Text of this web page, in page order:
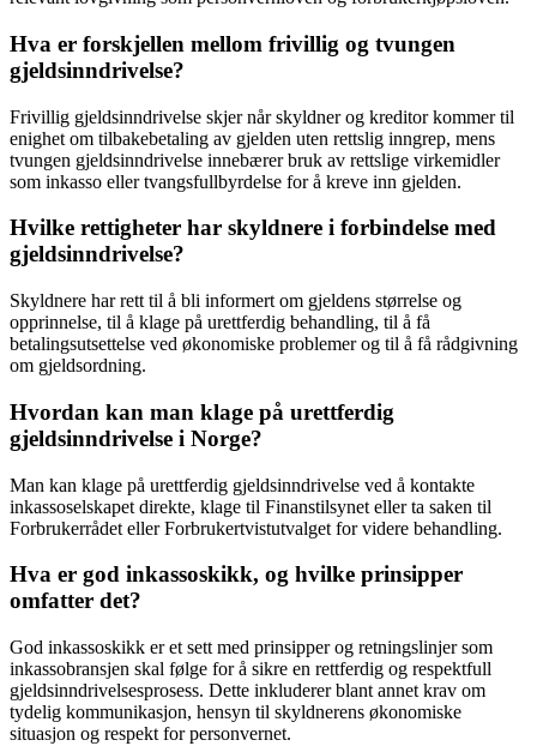
Hva er forskjellen mellom frivillig og tvungen
gjeldsinndrivelse?
Frivillig gjeldsinndrivelse skjer når skyldner og kreditor kommer til
enighet om tilbakebetaling av gjelden uten rettslig inngrep, mens
tvungen gjeldsinndrivelse innebærer bruk av rettslige virkemidler
som inkasso eller tvangsfullbyrdelse for å kreve inn gjelden.
Hvilke rettigheter har skyldnere i forbindelse med
gjeldsinndrivelse?
Skyldnere har rett til å bli informert om gjeldens størrelse og
opprinnelse, til å klage på urettferdig behandling, til å få
betalingsutsettelse ved økonomiske problemer og til å få rådgivning
om gjeldsordning.
Hvordan kan man klage på urettferdig
gjeldsinndrivelse i Norge?
Man kan klage på urettferdig gjeldsinndrivelse ved å kontakte
inkassoselskapet direkte, klage til Finanstilsynet eller ta saken til
Forbrukerrådet eller Forbrukertvistutvalget for videre behandling.
Hva er god inkassoskikk, og hvilke prinsipper
omfatter det?
God inkassoskikk er et sett med prinsipper og retningslinjer som
inkassobransjen skal følge for å sikre en rettferdig og respektfull
gjeldsinndrivelsesprosess. Dette inkluderer blant annet krav om
tydelig kommunikasjon, hensyn til skyldnerens økonomiske
situasjon og respekt for personvernet.